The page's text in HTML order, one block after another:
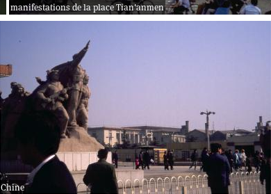
manifestations de la place Tian'anmen
Chine